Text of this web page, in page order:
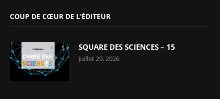
COUP DE CŒUR DE L’ÉDITEUR
SQUARE DES SCIENCES – 15
juillet 29, 2026